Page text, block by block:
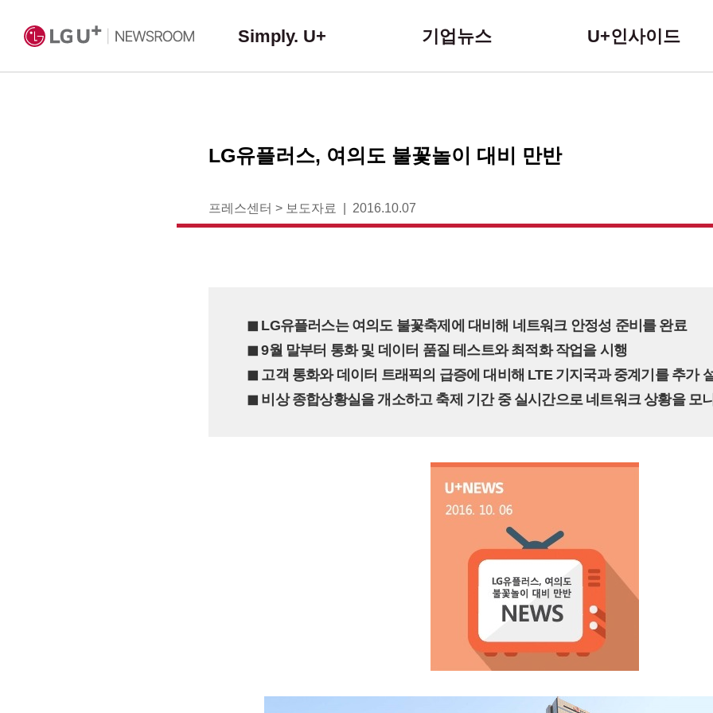
Simply. U+ 기업뉴스 U+인사이드
LG유플러스, 여의도 불꽃놀이 대비 만반
프레스센터 > 보도자료 2016.10.07
◼︎ LG유플러스는 여의도 불꽃축제에 대비해 네트워크 안정성 준비를 완료
◼︎ 9월 말부터 통화 및 데이터 품질 테스트와 최적화 작업을 시행
◼︎ 고객 통화와 데이터 트래픽의 급증에 대비해 LTE 기지국과 중계기를 추가
◼︎ 비상 종합상황실을 개소하고 축제 기간 중 실시간으로 네트워크 상황을 모